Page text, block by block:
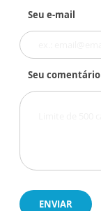
Seu e-mail
Seu comentário
ENVIAR